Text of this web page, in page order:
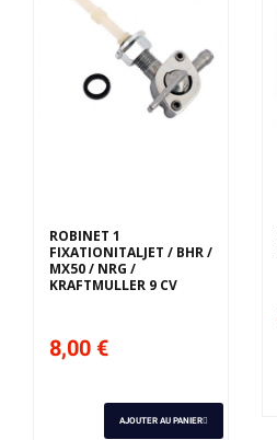
ROBINET 1
FIXATIONITALJET / BHR /
MX50 / NRG /
KRAFTMULLER 9 CV
8,00 €
AJOUTER AU PANIER